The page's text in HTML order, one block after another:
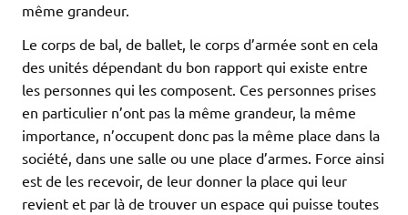
même grandeur.
Le corps de bal, de ballet, le corps d’armée sont en cela
des unités dépendant du bon rapport qui existe entre
les personnes qui les composent. Ces personnes prises
en particulier n’ont pas la même grandeur, la même
importance, n’occupent donc pas la même place dans la
société, dans une salle ou une place d’armes. Force ainsi
est de les recevoir, de leur donner la place qui leur
revient et par là de trouver un espace qui puisse toutes